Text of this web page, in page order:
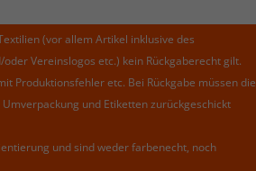
(vor allem Artikel inklusive des
Vereinslogos etc.) kein Rückgaberecht gilt.
Produktionsfehler etc. Bei Rückgabe müssen die
und Etiketten zurückgeschickt
und sind weder farbenecht, noch